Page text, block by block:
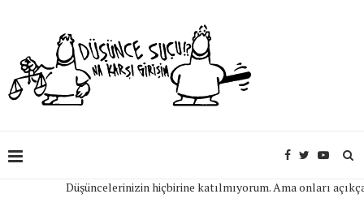
Düşüncelerinizin hiçbirine katılmıyorum. Ama onları açıkça